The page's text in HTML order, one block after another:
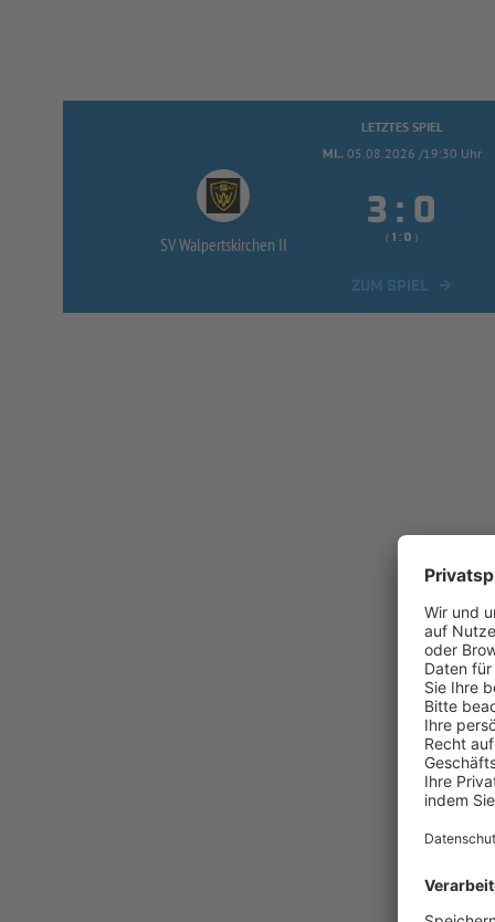
LETZTES SPIEL
MI.. 05.08.2026 /19:30 Uhr
SV Walpertskirchen II
 : 
(  :  )